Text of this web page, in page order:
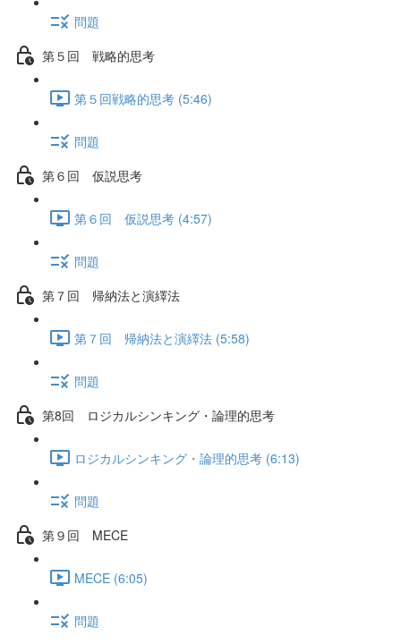
問題
第５回 戦略的思考
第５回戦略的思考 (5:46)
問題
第６回 仮説思考
第６回 仮説思考 (4:57)
問題
第７回 帰納法と演繹法
第７回 帰納法と演繹法 (5:58)
問題
第8回 ロジカルシンキング・論理的思考
ロジカルシンキング・論理的思考 (6:13)
問題
第９回 MECE
MECE (6:05)
問題